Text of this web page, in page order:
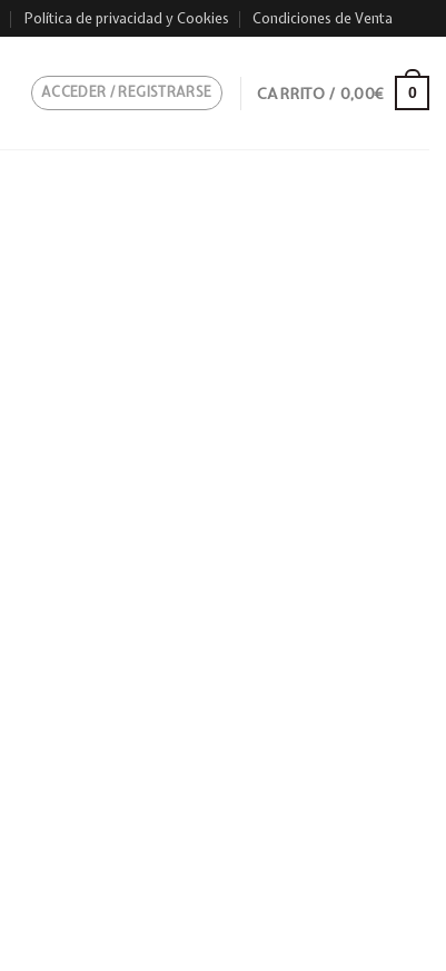
Política de privacidad y Cookies Condiciones de Venta
ACCEDER / REGISTRARSE CARRITO / 0,00€ 0